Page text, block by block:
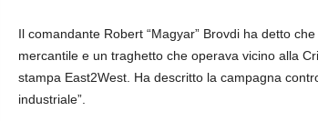
Il comandante Robert “Magyar” Brovdi ha detto
mercantile e un traghetto che operava vicino alla
stampa East2West. Ha descritto la campagna
industriale”.